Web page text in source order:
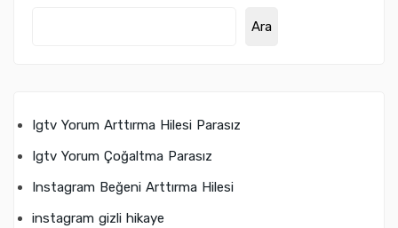
Ara
Igtv Yorum Arttırma Hilesi Parasız
Igtv Yorum Çoğaltma Parasız
Instagram Beğeni Arttırma Hilesi
instagram gizli hikaye